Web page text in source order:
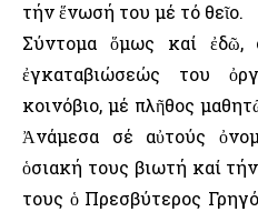
τήν ἕνωσή του μέ τό θεῖο.
Σύντομα ὅμως καί ἐδῶ,
ἐγκαταβιώσεώς του
κοινόβιο, μέ πλῆθος
Ἀνάμεσα σέ αὐτούς
ὁσιακή τους βιωτή καί
τους ὁ Πρεσβύτερος